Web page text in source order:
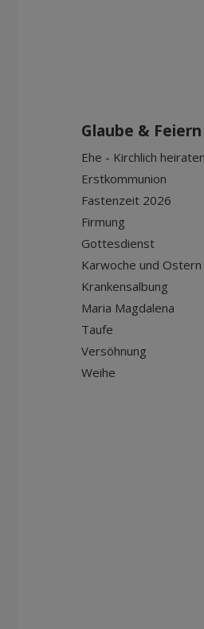
Glaube & Feiern
Ehe - Kirchlich heiraten
Erstkommunion
Fastenzeit 2026
Firmung
Gottesdienst
Karwoche und Ostern
Krankensalbung
Maria Magdalena
Taufe
Versöhnung
Weihe